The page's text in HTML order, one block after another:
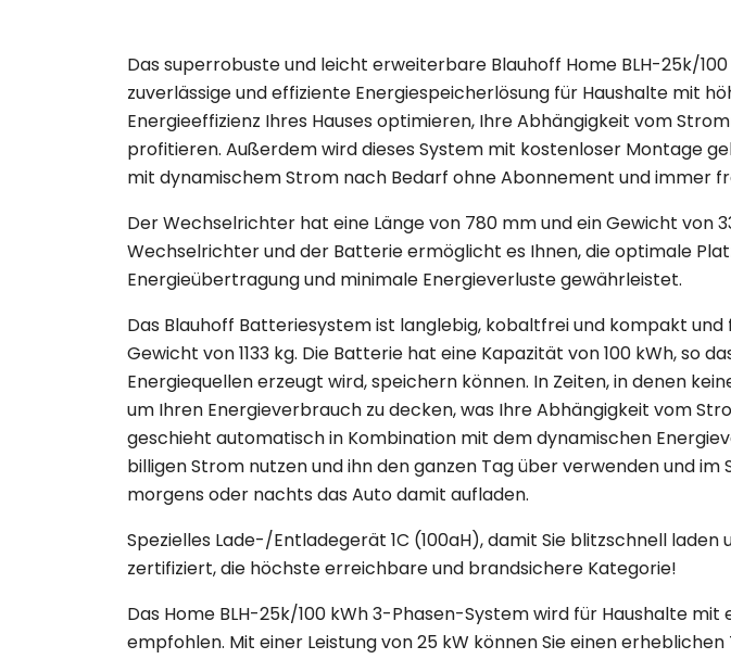
Das superrobuste und leicht erweiterbare Blauhoff Home BLH-25k/
zuverlässige und effiziente Energiespeicherlösung für Haushalte mit
Energieeffizienz Ihres Hauses optimieren, Ihre Abhängigkeit vom
profitieren. Außerdem wird dieses System mit kostenloser Montage
mit dynamischem Strom nach Bedarf ohne Abonnement und immer
Der Wechselrichter hat eine Länge von 780 mm und ein Gewicht von
Wechselrichter und der Batterie ermöglicht es Ihnen, die optimale
Energieübertragung und minimale Energieverluste gewährleistet.
Das Blauhoff Batteriesystem ist langlebig, kobaltfrei und kompakt
Gewicht von 1133 kg. Die Batterie hat eine Kapazität von 100 kWh, so
Energiequellen erzeugt wird, speichern können. In Zeiten, in denen
um Ihren Energieverbrauch zu decken, was Ihre Abhängigkeit vom
geschieht automatisch in Kombination mit dem dynamischen
billigen Strom nutzen und ihn den ganzen Tag über verwenden und
morgens oder nachts das Auto damit aufladen.
Spezielles Lade-/Entladegerät 1C (100aH), damit Sie blitzschnell
zertifiziert, die höchste erreichbare und brandsichere Kategorie!
Das Home BLH-25k/100 kWh 3-Phasen-System wird für Haushalte
empfohlen. Mit einer Leistung von 25 kW können Sie einen